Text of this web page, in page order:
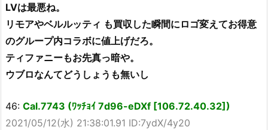
LVは最悪ね。
リモアやベルルッティ も買収した瞬間にロゴ変えてお得意
のグループ内コラボに値上げだろ。
ティファニーもお先真っ暗や。
ウブロなんてどうしょうも無いし
46: Cal.7743 (ﾜｯﾁｮｲ 7d96-eDXf [106.72.40.32])
2021/05/12(水) 21:38:01.91 ID:7ydX/4y20